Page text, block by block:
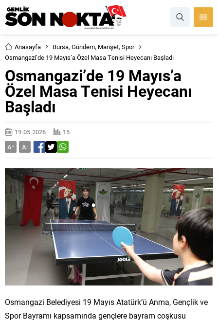
Anasayfa Bursa, Gündem, Manşet, Spor
Osmangazi’de 19 Mayıs’a Özel Masa Tenisi Heyecanı Başladı
Osmangazi’de 19 Mayıs’a
Özel Masa Tenisi Heyecanı
Başladı
19.05.2026
15
A+ A-
Osmangazi Belediyesi 19 Mayıs Atatürk’ü Anma, Gençlik ve
Spor Bayramı kapsamında gençlere bayram coşkusu